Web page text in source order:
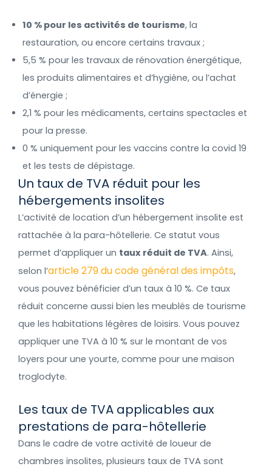
10 % pour les activités de tourisme, la
restauration, ou encore certains travaux ;
5,5 % pour les travaux de rénovation énergétique,
les produits alimentaires et d’hygiène, ou l’achat
d’énergie ;
2,1 % pour les médicaments, certains spectacles et
pour la presse.
0 % uniquement pour les vaccins contre la covid 19
et les tests de dépistage.
Un taux de TVA réduit pour les
hébergements insolites
L’activité de location d’un hébergement insolite est
rattachée à la para-hôtellerie. Ce statut vous
permet d’appliquer un taux réduit de TVA. Ainsi,
selon l’article 279 du code général des impôts,
vous pouvez bénéficier d’un taux à 10 %. Ce taux
réduit concerne aussi bien les meublés de tourisme
que les habitations légères de loisirs. Vous pouvez
appliquer une TVA à 10 % sur le montant de vos
loyers pour une yourte, comme pour une maison
troglodyte.
Les taux de TVA applicables aux
prestations de para-hôtellerie
Dans le cadre de votre activité de loueur de
chambres insolites, plusieurs taux de TVA sont